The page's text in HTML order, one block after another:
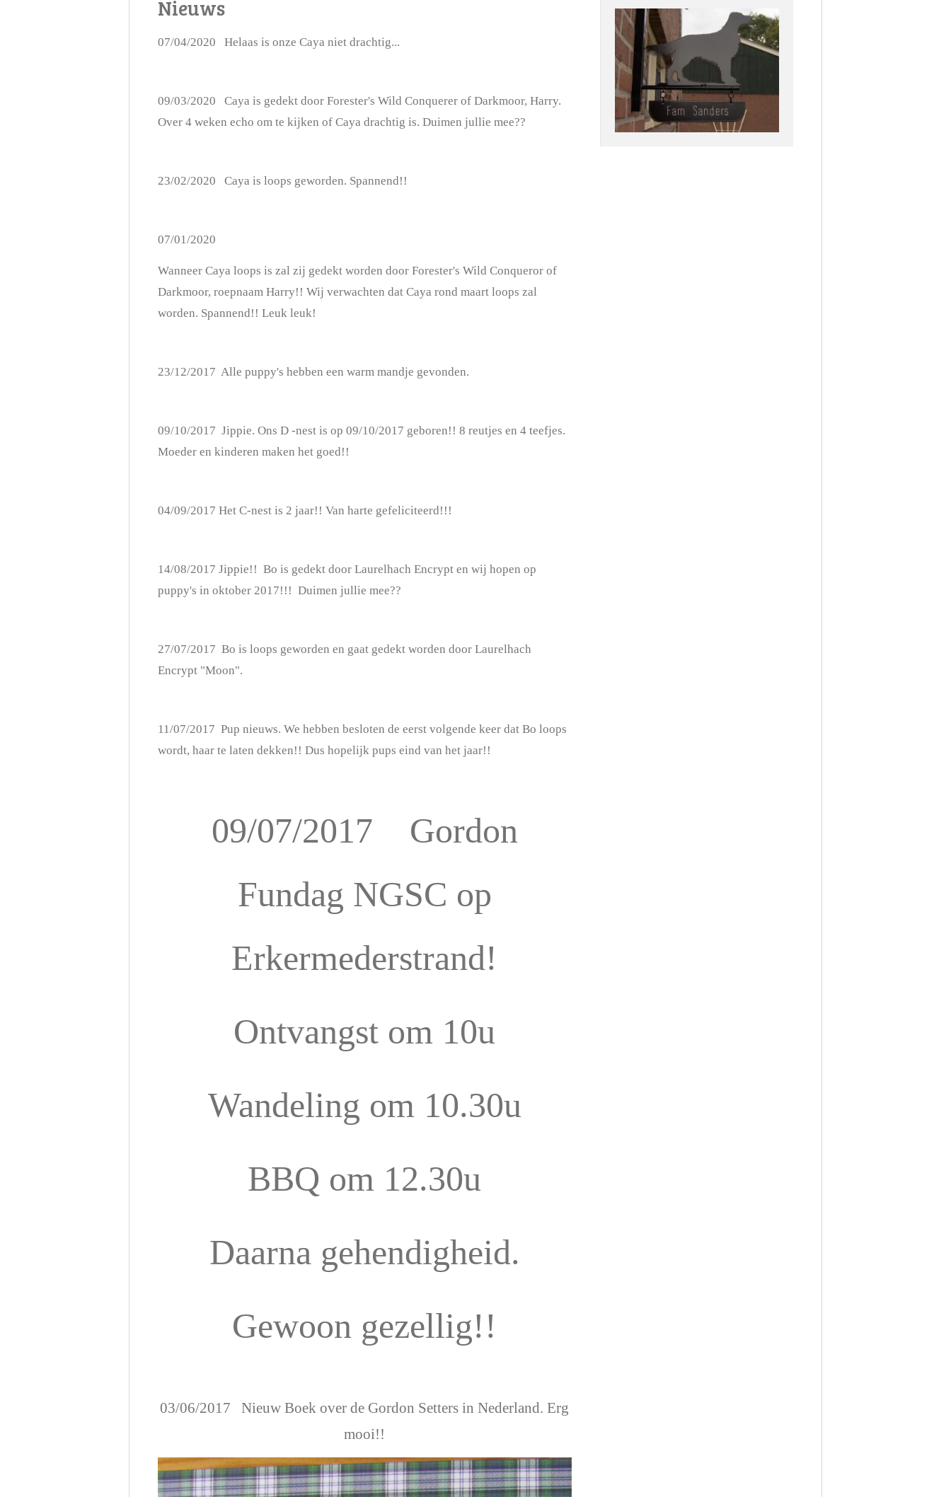
Nieuws
07/04/2020 Helaas is onze Caya niet drachtig...
09/03/2020 Caya is gedekt door Forester's Wild Conquerer of Darkmoor, Harry.
Over 4 weken echo om te kijken of Caya drachtig is. Duimen jullie mee??
23/02/2020 Caya is loops geworden. Spannend!!
07/01/2020
Wanneer Caya loops is zal zij gedekt worden door Forester's Wild Conqueror of
Darkmoor, roepnaam Harry!! Wij verwachten dat Caya rond maart loops zal
worden. Spannend!! Leuk leuk!
23/12/2017 Alle puppy's hebben een warm mandje gevonden.
09/10/2017 Jippie. Ons D -nest is op 09/10/2017 geboren!! 8 reutjes en 4 teefjes.
Moeder en kinderen maken het goed!!
04/09/2017 Het C-nest is 2 jaar!! Van harte gefeliciteerd!!!
14/08/2017 Jippie!! Bo is gedekt door Laurelhach Encrypt en wij hopen op
puppy's in oktober 2017!!! Duimen jullie mee??
27/07/2017 Bo is loops geworden en gaat gedekt worden door Laurelhach
Encrypt "Moon".
11/07/2017 Pup nieuws. We hebben besloten de eerst volgende keer dat Bo loops
wordt, haar te laten dekken!! Dus hopelijk pups eind van het jaar!!
09/07/2017 Gordon
Fundag NGSC op
Erkermederstrand!
Ontvangst om 10u
Wandeling om 10.30u
BBQ om 12.30u
Daarna gehendigheid.
Gewoon gezellig!!
03/06/2017 Nieuw Boek over de Gordon Setters in Nederland. Erg
mooi!!